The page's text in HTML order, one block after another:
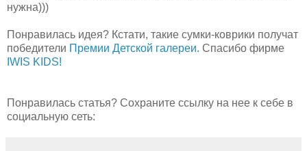
нужна)))
Понравилась идея? Кстати, такие сумки-коврики получат
победители Премии Детской галереи. Спасибо фирме
IWIS KIDS!
Понравилась статья? Сохраните ссылку на нее к себе в
социальную сеть: